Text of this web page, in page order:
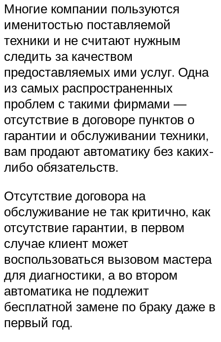
Многие компании пользуются
именитостью поставляемой
техники и не считают нужным
следить за качеством
предоставляемых ими услуг. Одна
из самых распространенных
проблем с такими фирмами —
отсутствие в договоре пунктов о
гарантии и обслуживании техники,
вам продают автоматику без каких-
либо обязательств.
Отсутствие договора на
обслуживание не так критично, как
отсутствие гарантии, в первом
случае клиент может
воспользоваться вызовом мастера
для диагностики, а во втором
автоматика не подлежит
бесплатной замене по браку даже в
первый год.